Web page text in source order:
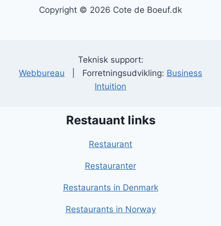
Copyright © 2026 Cote de Boeuf.dk
Teknisk support:
Webbureau | Forretningsudvikling: Business
Intuition
Restauant links
Restaurant
Restauranter
Restaurants in Denmark
Restaurants in Norway